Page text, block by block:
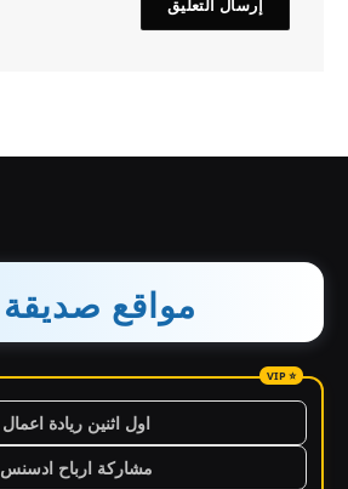
مواقع صديقة
اول اثنين ريادة اعمال
مشاركة ارباح ادسنس